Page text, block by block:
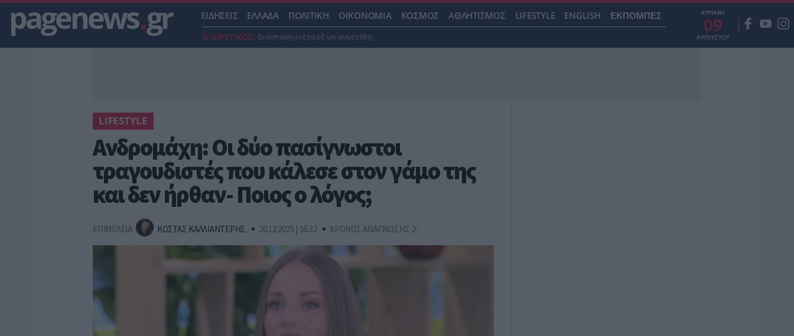
pagenews.gr ΕΙΔΗΣΕΙΣ ΕΛΛΑΔΑ ΠΟΛΙΤΙΚΗ ΟΙΚΟΝΟΜΙΑ ΚΟΣΜΟΣ ΑΘΛΗΤΙΣΜΟΣ LIFESTYLE ENGLISH ΕΚΠΟΜΠΕΣ
Ο ΑΙΡΕΤΙΚΟΣ: Διάσπαση εις τα εξ ων συνετέθη
ΚΥΡΙΑΚΗ
09
ΑΥΓΟΥΣΤΟΥ
LIFESTYLE
Ανδρομάχη: Οι δύο πασίγνωστοι
τραγουδιστές που κάλεσε στον γάμο της
και δεν ήρθαν- Ποιος ο λόγος;
ΕΠΙΜΕΛΕΙΑ ΚΩΣΤΑΣ ΚΑΛΛΙΑΝΤΕΡΗΣ 20.12.2025 | 16:32 ΧΡΟΝΟΣ ΑΝΑΓΝΩΣΗΣ 2 '